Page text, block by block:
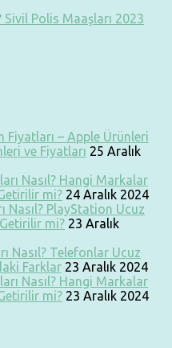
Sivil Polis Maaşları 2023
Fiyatları – Apple Ürünleri
ve Fiyatları 25 Aralık
Nasıl? Hangi Markalar
mi? 24 Aralık 2024
Nasıl? PlayStation Ucuz
mi? 23 Aralık
Nasıl? Telefonlar Ucuz
Farklar 23 Aralık 2024
Nasıl? Hangi Markalar
mi? 23 Aralık 2024